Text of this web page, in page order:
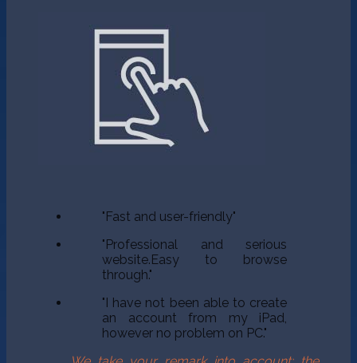
"Fast and user-friendly"
"Professional and serious
website.Easy to browse
through."
"I have not been able to create
an account from my iPad,
however no problem on PC."